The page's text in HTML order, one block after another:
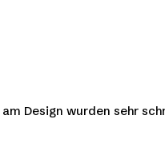
Design wurden sehr